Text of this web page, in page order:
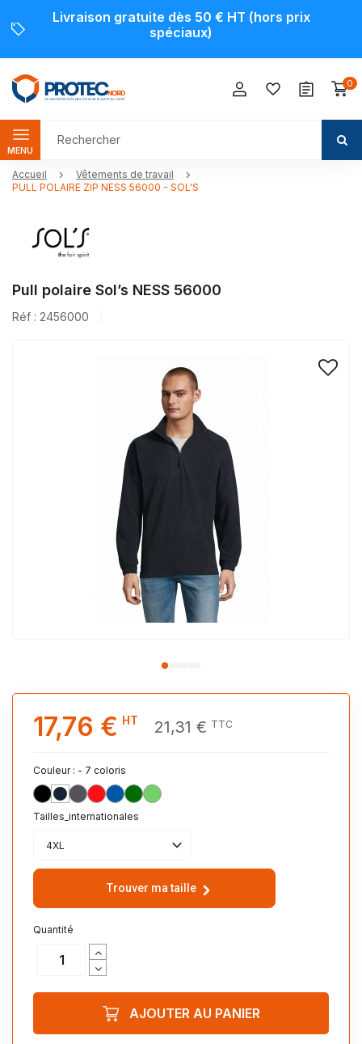
Livraison gratuite dès 50 € HT (hors prix
spéciaux)
0
MENU
Accueil
Vêtements de travail
PULL POLAIRE ZIP NESS 56000 - SOL'S
Pull polaire Sol’s NESS 56000
Réf : 2456000
17,76 € HT 21,31 € TTC
Couleur : - 7 coloris
NOIR_312
MARINE_318
ANTHRACITE_370
ROUGE_145
ROYAL_241
VERT_SAPIN_263
LIME_281
Tailles_internationales
4XL
Trouver ma taille
Quantité
AJOUTER AU PANIER